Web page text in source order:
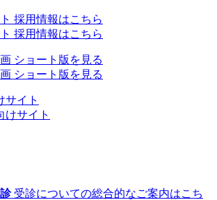
サイト
けサイト
受診についての総合的なご案内はこち